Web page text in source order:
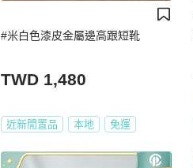
#米白色漆皮金屬邊高跟短靴
TWD 1,480
近新閒置品 本地 免運